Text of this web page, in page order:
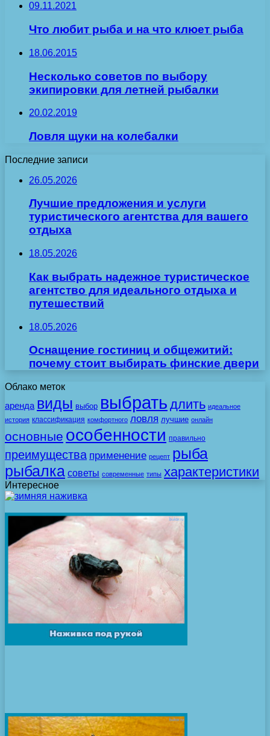
09.11.2021
Что любит рыба и на что клюет рыба
18.06.2015
Несколько советов по выбору
экипировки для летней рыбалки
20.02.2019
Ловля щуки на колебалки
Последние записи
26.05.2026
Лучшие предложения и услуги
туристического агентства для вашего
отдыха
18.05.2026
Как выбрать надежное туристическое
агентство для идеального отдыха и
путешествий
18.05.2026
Оснащение гостиниц и общежитий:
почему стоит выбирать финские двери
Облако меток
аренда виды выбор выбрать длить идеальное
история классификация комфортного ловля лучшие онлайн
основные особенности правильно
преимущества применение рецепт рыба
рыбалка советы современные типы характеристики
Интересное